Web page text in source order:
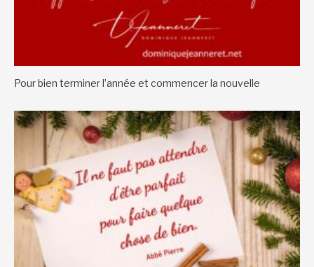
Pour bien terminer l’année et commencer la nouvelle